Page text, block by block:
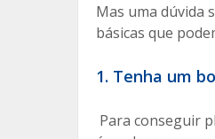
Mas uma dúvida
básicas que
1. Tenha um
Para conseguir